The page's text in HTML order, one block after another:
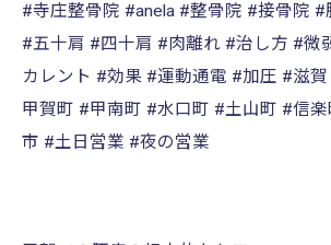
#寺庄整骨院 #anela #整骨院 #接骨院 #
#五十肩 #四十肩 #肉離れ #治し方 #微
カレント #効果 #運動通電 #加圧 #滋
甲賀町 #甲南町 #水口町 #土山町 #信
市 #土日営業 #夜の営業